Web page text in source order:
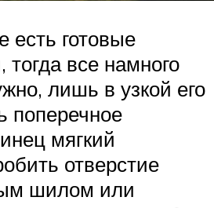
есть готовые
тогда все намного
лишь в узкой его
поперечное
мягкий
отверстие
шилом или